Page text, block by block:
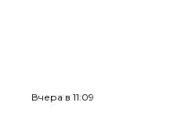
Вчера в 11:09